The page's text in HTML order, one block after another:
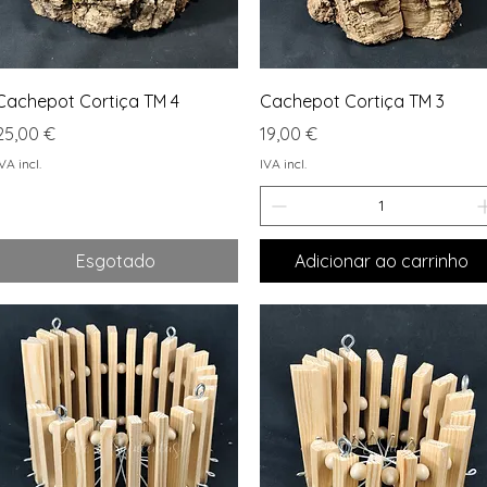
Visualização rápida
Cortiça TM 4
€
incl.
Esgotado
Visualização rápida
Cachepot Cortiça TM 3
Preço
19,00 €
IVA incl.
Adicionar ao carrinho